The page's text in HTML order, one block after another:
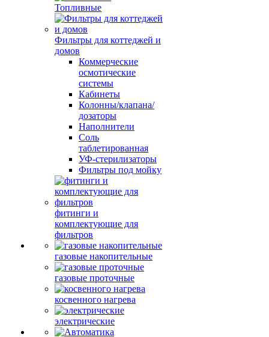
Топливные
Фильтры для коттеджей и
домов
Коммерческие
осмотические
системы
Кабинеты
Колонны/клапана/
дозаторы
Наполнители
Соль
таблетированная
УФ-стерилизаторы
Фильтры под мойку
фитинги и
комплектующие для
фильтров
газовые накопительные
газовые проточные
косвенного нагрева
электрические